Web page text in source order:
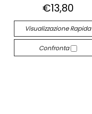
€13,80
Visualizzazione Rapida
Confronta